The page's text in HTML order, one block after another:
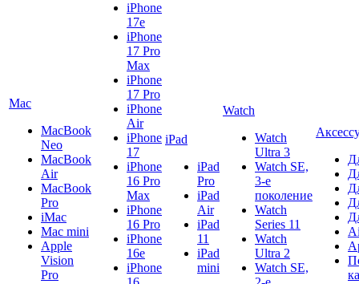
Mac
MacBook
Neo
MacBook
Air
MacBook
Pro
iMac
Mac mini
Apple
Vision
Pro
iPhone
17e
iPhone
17 Pro
Max
iPhone
17 Pro
iPhone
Air
iPhone
17
iPhone
16 Pro
Max
iPhone
16 Pro
iPhone
16e
iPhone
iPad
iPad
Pro
iPad
Air
iPad
11
iPad
mini
Watch
Watch
Ultra 3
Watch SE,
3-е
поколение
Watch
Series 11
Watch
Ultra 2
Watch SE,